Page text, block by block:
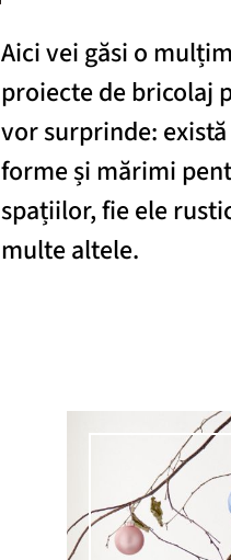
Aici vei găsi o
proiecte de bricolaj
vor surprinde:
forme și mărimi
spațiilor, fie ele
multe altele.